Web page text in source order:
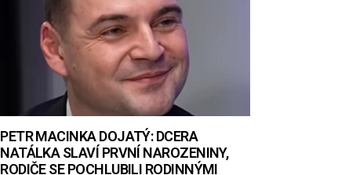
PETR MACINKA DOJATÝ: DCERA
NATÁLKA SLAVÍ PRVNÍ NAROZENINY,
RODIČE SE POCHLUBILI RODINNÝMI